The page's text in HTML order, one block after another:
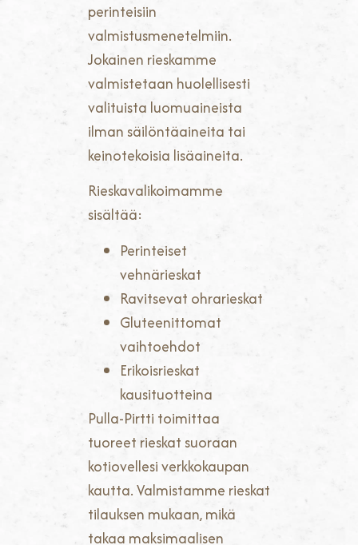
perinteisiin
valmistusmenetelmiin.
Jokainen rieskamme
valmistetaan huolellisesti
valituista luomuaineista
ilman säilöntäaineita tai
keinotekoisia lisäaineita.
Rieskavalikoimamme
sisältää:
Perinteiset
vehnärieskat
Ravitsevat ohrarieskat
Gluteenittomat
vaihtoehdot
Erikoisrieskat
kausituotteina
Pulla-Pirtti toimittaa
tuoreet rieskat suoraan
kotiovellesi verkkokaupan
kautta. Valmistamme rieskat
tilauksen mukaan, mikä
takaa maksimaalisen